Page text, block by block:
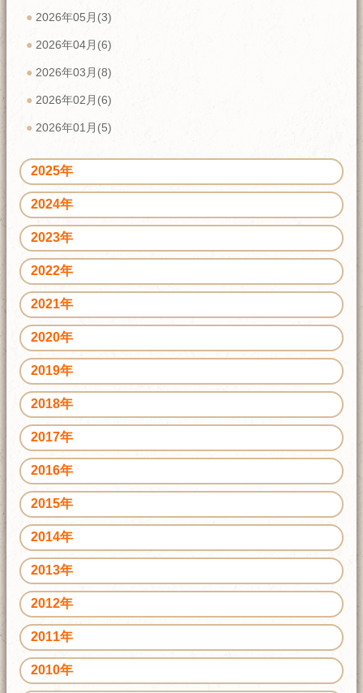
2026年05月(3)
2026年04月(6)
2026年03月(8)
2026年02月(6)
2026年01月(5)
2025年
2024年
2023年
2022年
2021年
2020年
2019年
2018年
2017年
2016年
2015年
2014年
2013年
2012年
2011年
2010年